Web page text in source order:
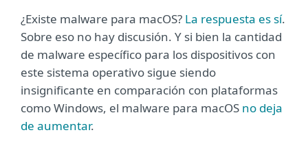
¿Existe malware para macOS? La respuesta es sí.
Sobre eso no hay discusión. Y si bien la cantidad
de malware específico para los dispositivos con
este sistema operativo sigue siendo
insignificante en comparación con plataformas
como Windows, el malware para macOS no deja
de aumentar.